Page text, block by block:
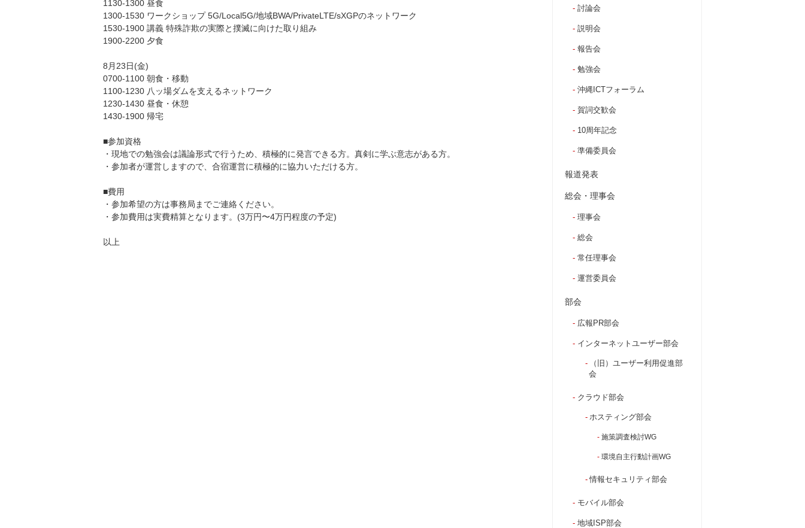
1130-1300 昼食
1300-1530 ワークショップ 5G/Local5G/地域BWA/PrivateLTE/sXGPのネットワーク
1530-1900 講義 特殊詐欺の実際と撲滅に向けた取り組み
1900-2200 夕食
8月23日(金)
0700-1100 朝食・移動
1100-1230 八ッ場ダムを支えるネットワーク
1230-1430 昼食・休憩
1430-1900 帰宅
■参加資格
・現地での勉強会は議論形式で行うため、積極的に発言できる方。真剣に学ぶ意志がある方。
・参加者が運営しますので、合宿運営に積極的に協力いただける方。
■費用
・参加希望の方は事務局までご連絡ください。
・参加費用は実費精算となります。(3万円〜4万円程度の予定)
以上
討論会
説明会
報告会
勉強会
沖縄ICTフォーラム
賀詞交歓会
10周年記念
準備委員会
報道発表
総会・理事会
理事会
総会
常任理事会
運営委員会
部会
広報PR部会
インターネットユーザー部会
（旧）ユーザー利用促進部
会
クラウド部会
ホスティング部会
施策調査検討WG
環境自主行動計画WG
情報セキュリティ部会
モバイル部会
地域ISP部会